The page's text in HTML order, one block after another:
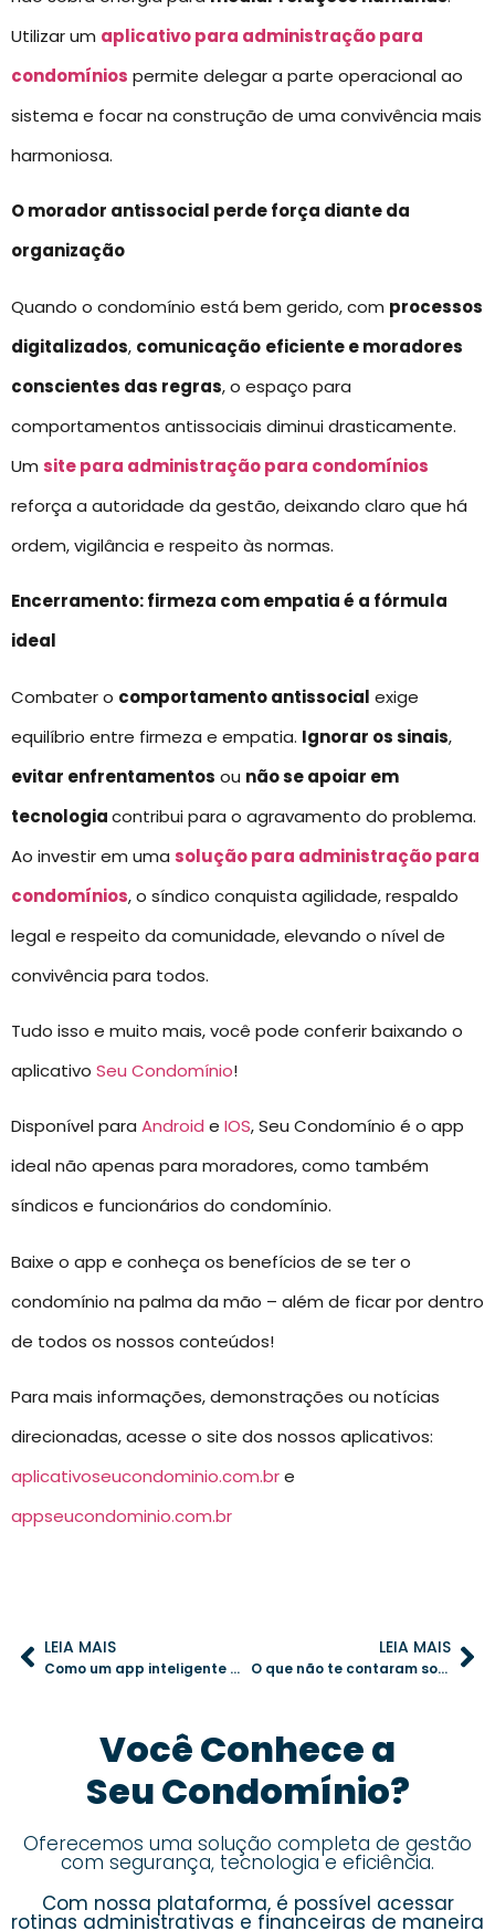
Utilizar um aplicativo para administração para
condomínios permite delegar a parte operacional ao
sistema e focar na construção de uma convivência mais
harmoniosa.
O morador antissocial perde força diante da
organização
Quando o condomínio está bem gerido, com processos
digitalizados, comunicação eficiente e moradores
conscientes das regras, o espaço para
comportamentos antissociais diminui drasticamente.
Um site para administração para condomínios
reforça a autoridade da gestão, deixando claro que há
ordem, vigilância e respeito às normas.
Encerramento: firmeza com empatia é a fórmula
ideal
Combater o comportamento antissocial exige
equilíbrio entre firmeza e empatia. Ignorar os sinais,
evitar enfrentamentos ou não se apoiar em
tecnologiacontribui para o agravamento do problema.
Ao investir em uma solução para administração para
condomínios, o síndico conquista agilidade, respaldo
legal e respeito da comunidade, elevando o nível de
convivência para todos.
Tudo isso e muito mais, você pode conferir baixando o
aplicativo Seu Condomínio!
Disponível para Android e IOS, Seu Condomínio é o app
ideal não apenas para moradores, como também
síndicos e funcionários do condomínio.
Baixe o app e conheça os benefícios de se ter o
condomínio na palma da mão – além de ficar por dentro
de todos os nossos conteúdos!
Para mais informações, demonstrações ou notícias
direcionadas, acesse o site dos nossos aplicativos:
aplicativoseucondominio.com.bre
appseucondominio.com.br
LEIA MAIS
Como um app inteligente pode substituir as planilhas na gestão condominial
LEIA MAIS
O que não te contaram sobre câmeras em condomínios: mitos que comprometem a gestão
Você Conhece a
Seu Condomínio?
Oferecemos uma solução completa de gestão
com segurança, tecnologia e eficiência.
Com nossa plataforma, é possível acessar
rotinas administrativas e financeiras de maneira